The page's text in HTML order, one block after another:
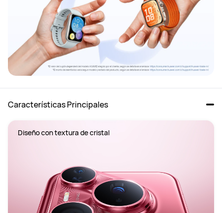
Características Principales
Diseño con textura de cristal